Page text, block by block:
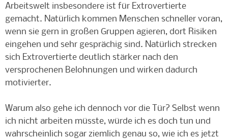
Arbeitswelt insbesondere ist für Extrovertierte
gemacht. Natürlich kommen Menschen schneller voran,
wenn sie gern in großen Gruppen agieren, dort Risiken
eingehen und sehr gesprächig sind. Natürlich strecken
sich Extrovertierte deutlich stärker nach den
versprochenen Belohnungen und wirken dadurch
motivierter.
Warum also gehe ich dennoch vor die Tür? Selbst wenn
ich nicht arbeiten müsste, würde ich es doch tun und
wahrscheinlich sogar ziemlich genau so, wie ich es jetzt